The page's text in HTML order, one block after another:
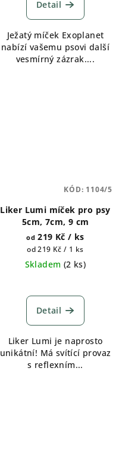
Detail
Ježatý míček Exoplanet
nabízí vašemu psovi další
vesmírný zázrak....
Liker Lumi míček pro psy
5cm, 7cm, 9 cm
od 219 Kč/ ks
Měrná
cena:
od 219 Kč / 1 ks
Skladem (2 ks)
Detail
Liker Lumi je naprosto
unikátní! Má svítící provaz
s reflexním...
KÓD: 1104/5